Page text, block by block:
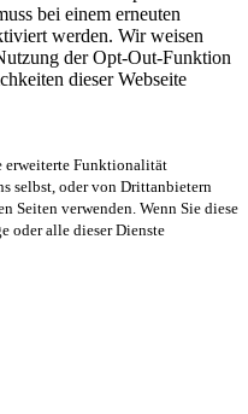
bei einem erneuten
werden. Wir weisen
der Opt-Out-Funktion
dieser Webseite
erweiterte Funktionalität
selbst, oder von Drittanbietern
Seiten verwenden. Wenn Sie diese
oder alle dieser Dienste